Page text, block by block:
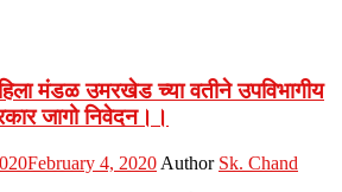
मंडळ उमरखेड च्या वतीने उपविभागीय
जागो निवेदन।।
February 4, 2020 Author Sk. Chand